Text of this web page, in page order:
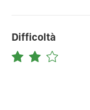
Difficoltà